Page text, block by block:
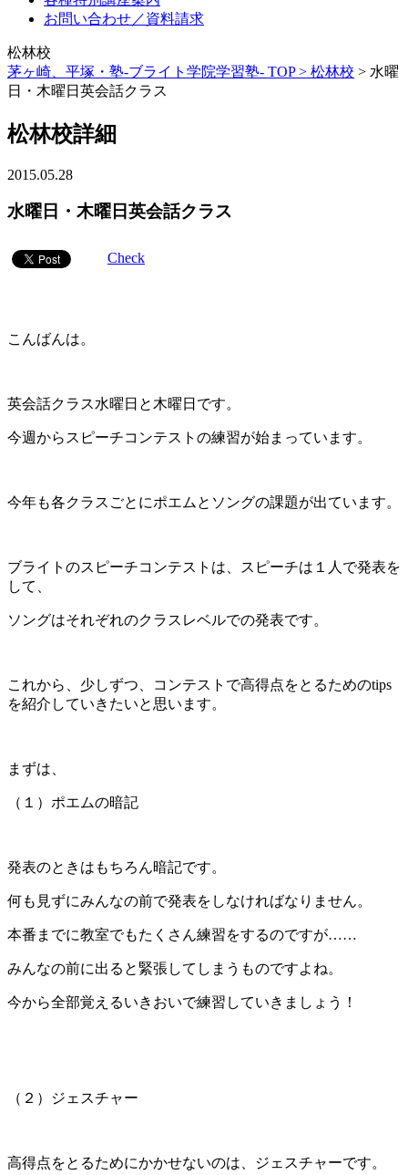
お問い合わせ／資料請求
松林校
茅ヶ崎、平塚・塾-ブライト学院学習塾- TOP > 松林校 > 水曜
日・木曜日英会話クラス
松林校詳細
2015.05.28
水曜日・木曜日英会話クラス
Check
こんばんは。
英会話クラス水曜日と木曜日です。
今週からスピーチコンテストの練習が始まっています。
今年も各クラスごとにポエムとソングの課題が出ています。
ブライトのスピーチコンテストは、スピーチは１人で発表を
して、
ソングはそれぞれのクラスレベルでの発表です。
これから、少しずつ、コンテストで高得点をとるためのtips
を紹介していきたいと思います。
まずは、
（１）ポエムの暗記
発表のときはもちろん暗記です。
何も見ずにみんなの前で発表をしなければなりません。
本番までに教室でもたくさん練習をするのですが……
みんなの前に出ると緊張してしまうものですよね。
今から全部覚えるいきおいで練習していきましょう！
（２）ジェスチャー
高得点をとるためにかかせないのは、ジェスチャーです。